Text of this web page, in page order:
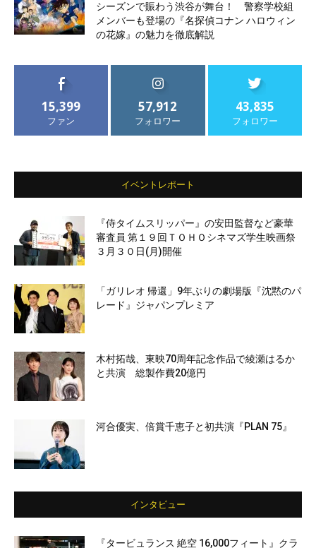
シーズンで賑わう渋谷が舞台！ 警察学校組
メンバーも登場の『名探偵コナン ハロウィン
の花嫁』の魅力を徹底解説
15,399
ファン
57,912
フォロワー
43,835
フォロワー
イベントレポート
『侍タイムスリッパー』の安田監督など豪華
審査員 第１９回ＴＯＨＯシネマズ学生映画祭
３月３０日(月)開催
「ガリレオ 帰還」9年ぶりの劇場版『沈黙のパ
レード』ジャパンプレミア
木村拓哉、東映70周年記念作品で綾瀬はるか
と共演 総製作費20億円
河合優実、倍賞千恵子と初共演『PLAN 75』
インタビュー
『タービュランス 絶空 16,000フィート』クラ